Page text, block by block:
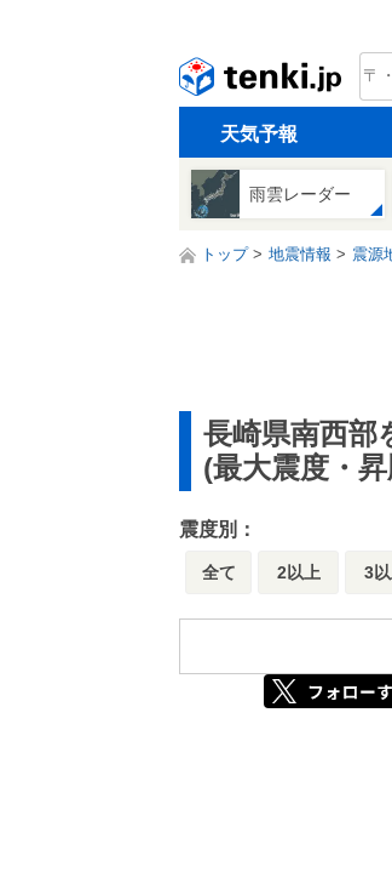
天気予報
雨雲レーダー
トップ 地震情報 震源
長崎県南西部
(最大震度・
震度別：
全て 2以上 3